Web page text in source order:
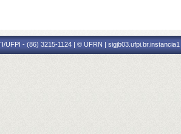
UFPI - (86) 3215-1124 | © UFRN | sigjb03.ufpi.br.instancia1